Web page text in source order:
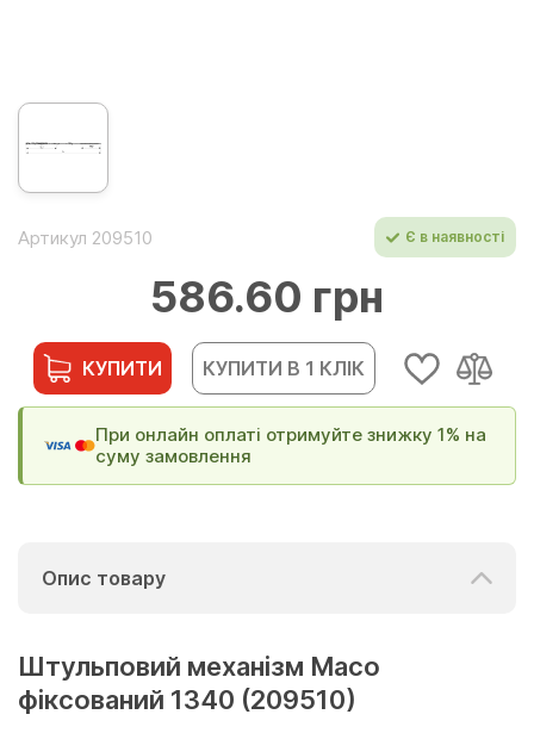
Артикул 209510 Є в наявності
586.60 грн
КУПИТИ КУПИТИ В 1 КЛІК
При онлайн оплаті отримуйте знижку 1% на
суму замовлення
Опис товару
Штульповий механізм Maco
фіксований 1340 (209510)